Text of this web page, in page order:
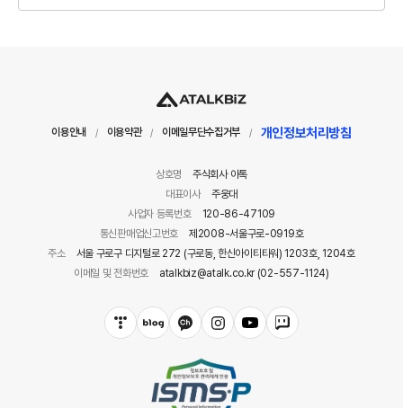
이용안내 / 이용약관 / 이메일무단수집거부 / 개인정보처리방침
상호명
주식회사 아톡
대표이사
주웅대
사업자 등록번호
120-86-47109
통신판매업신고번호
제2008-서울구로-0919호
주소
서울 구로구 디지털로 272 (구로동, 한신아이티타워) 1203호, 1204호
이메일 및 전화번호
atalkbiz@atalk.co.kr (02-557-1124)